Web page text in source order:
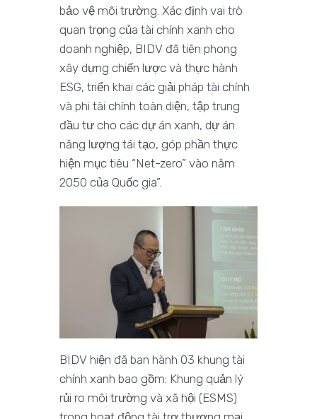
bảo vệ môi trường. Xác định vai trò
quan trọng của tài chính xanh cho
doanh nghiệp, BIDV đã tiên phong
xây dựng chiến lược và thực hành
ESG, triển khai các giải pháp tài chính
và phi tài chính toàn diện, tập trung
đầu tư cho các dự án xanh, dự án
năng lượng tái tạo, góp phần thực
hiện mục tiêu “Net-zero” vào năm
2050 của Quốc gia”.
BIDV hiện đã ban hành 03 khung tài
chính xanh bao gồm: Khung quản lý
rủi ro môi trường và xã hội (ESMS)